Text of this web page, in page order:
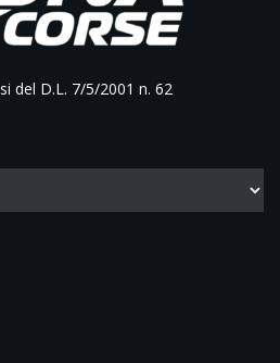
del D.L. 7/5/2001 n. 62